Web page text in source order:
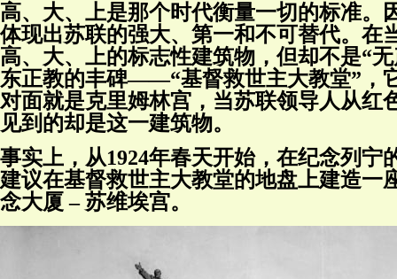
高、大、上是那个时代衡量一切的标准。
体现出苏联的强大、第一和不可替代。在
高、大、上的标志性建筑物，但却不是“
东正教的丰碑——“基督救世主大教堂”，
对面就是克里姆林宫，当苏联领导人从红
见到的却是这一建筑物。
事实上，从1924年春天开始，在纪念列宁
建议在基督救世主大教堂的地盘上建造一
念大厦 – 苏维埃宫。